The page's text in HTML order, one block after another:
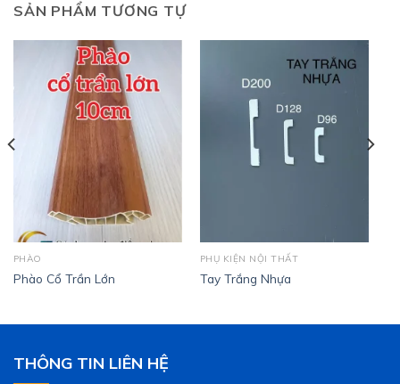
SẢN PHẨM TƯƠNG TỰ
PHÀO
Phào Cổ Trần Lớn
PHỤ KIỆN NỘI THẤT
Tay Trắng Nhựa
THÔNG TIN LIÊN HỆ